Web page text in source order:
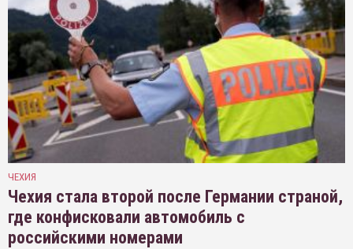
ЧЕХИЯ
Чехия стала второй после Германии страной,
где конфисковали автомобиль с
российскими номерами